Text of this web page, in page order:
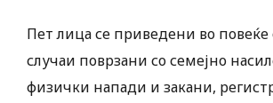
Пет лица се приведени во
случаи поврзани со семејно
физички напади и закани,